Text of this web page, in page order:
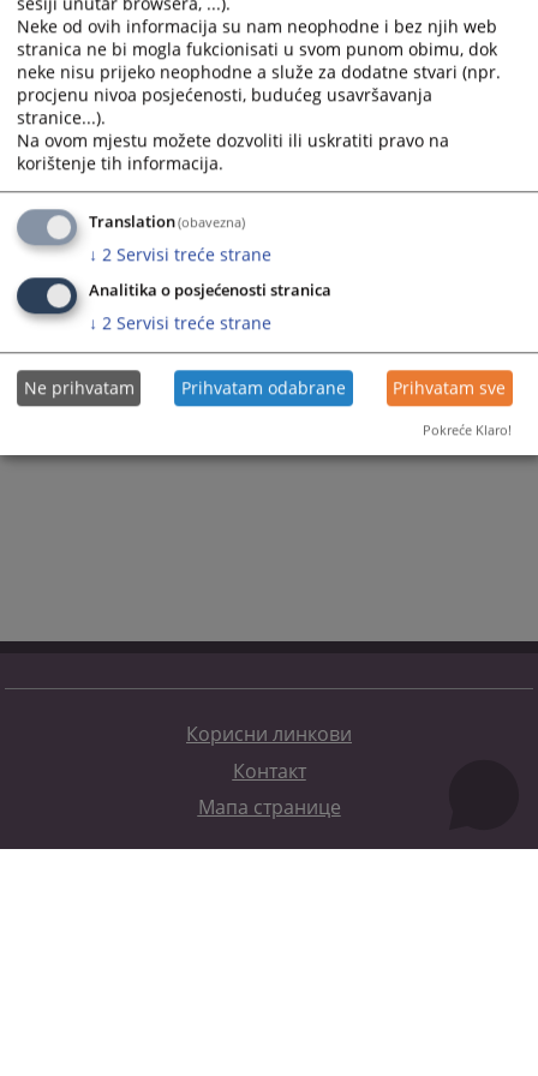
Вијест доступна још на: Bosanski jezik
86ПРЕГЛЕДА
Корисни линкови
Контакт
Мапа странице
Neke od ovih informacija su nam neophodne i bez njih web
stranica ne bi mogla fukcionisati u svom punom obimu, dok
neke nisu prijeko neophodne a služe za dodatne stvari (npr.
procjenu nivoa posjećenosti, budućeg usavršavanja
stranice...).
Na ovom mjestu možete dozvoliti ili uskratiti pravo na
korištenje tih informacija.
Translation(obavezna)
↓ 2 Servisi treće strane
Analitika o posjećenosti stranica
↓ 2 Servisi treće strane
Ne prihvatam Prihvatam odabrane Prihvatam sve
Pokreće Klaro!